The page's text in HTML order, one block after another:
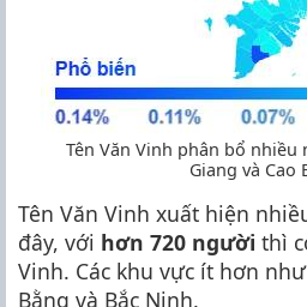
Tên Văn Vinh phân bổ nhiều
Giang và Cao
Tên Văn Vinh xuất hiện
đây, với hơn 720 người thì
Vinh. Các khu vực ít hơn
Bằng và Bắc Ninh.